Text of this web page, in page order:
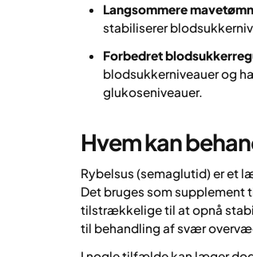
Langsommere
stabiliserer
Forbedret
blodsukkerniveauer og
glukoseniveauer.
Hvem kan
Rybelsus (semaglutid) er et
Det bruges som
tilstrækkelige til at opnå
til behandling af svær